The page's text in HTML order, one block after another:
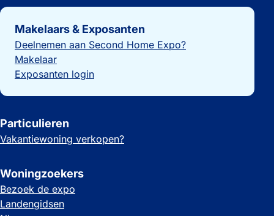
Belangrijke links
Makelaars & Exposanten
Deelnemen aan Second Home Expo?
Makelaar
Exposanten login
Particulieren
Vakantiewoning verkopen?
Woningzoekers
Bezoek de expo
Landengidsen